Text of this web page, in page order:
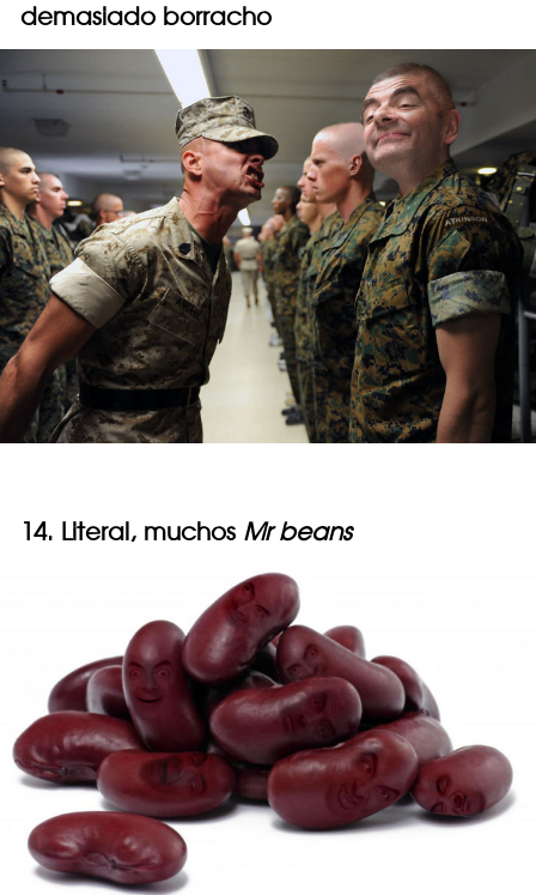
demasiado borracho
14. Literal, muchos Mr beans